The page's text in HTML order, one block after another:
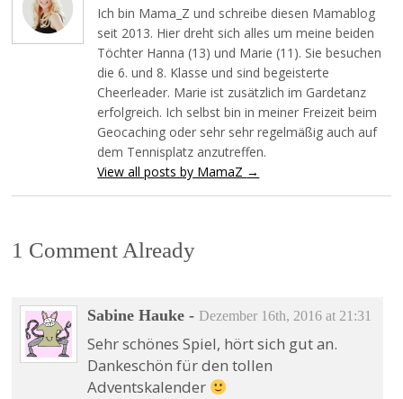
Ich bin Mama_Z und schreibe diesen Mamablog
seit 2013. Hier dreht sich alles um meine beiden
Töchter Hanna (13) und Marie (11). Sie besuchen
die 6. und 8. Klasse und sind begeisterte
Cheerleader. Marie ist zusätzlich im Gardetanz
erfolgreich. Ich selbst bin in meiner Freizeit beim
Geocaching oder sehr sehr regelmäßig auch auf
dem Tennisplatz anzutreffen.
View all posts by MamaZ →
1 Comment Already
Sabine Hauke - Dezember 16th, 2016 at 21:31
Sehr schönes Spiel, hört sich gut an.
Dankeschön für den tollen
Adventskalender